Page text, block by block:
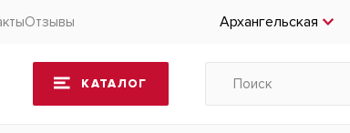
Отзывы Архангельская
КАТАЛОГ